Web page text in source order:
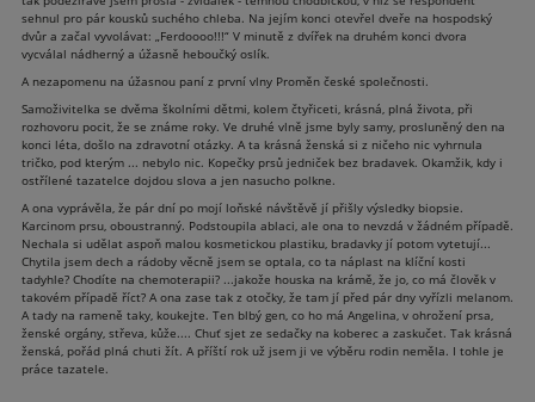
sehnul pro pár kousků suchého chleba. Na jejím konci otevřel dveře na hospodský
dvůr a začal vyvolávat: „Ferdoooo!!!“ V minutě z dvířek na druhém konci dvora
vycválal nádherný a úžasně heboučký oslík.
A nezapomenu na úžasnou paní z první vlny Proměn české společnosti.
Samoživitelka se dvěma školními dětmi, kolem čtyřiceti, krásná, plná života, při
rozhovoru pocit, že se známe roky. Ve druhé vlně jsme byly samy, prosluněný den na
konci léta, došlo na zdravotní otázky. A ta krásná ženská si z ničeho nic vyhrnula
tričko, pod kterým ... nebylo nic. Kopečky prsů jedniček bez bradavek. Okamžik, kdy i
ostřílené tazatelce dojdou slova a jen nasucho polkne.
A ona vyprávěla, že pár dní po mojí loňské návštěvě jí přišly výsledky biopsie.
Karcinom prsu, oboustranný. Podstoupila ablaci, ale ona to nevzdá v žádném případě.
Nechala si udělat aspoň malou kosmetickou plastiku, bradavky jí potom vytetují...
Chytila jsem dech a rádoby věcně jsem se optala, co ta náplast na klíční kosti
tadyhle? Chodíte na chemoterapii? ...jakože houska na krámě, že jo, co má člověk v
takovém případě říct? A ona zase tak z otočky, že tam jí před pár dny vyřízli melanom.
A tady na rameně taky, koukejte. Ten blbý gen, co ho má Angelina, v ohrožení prsa,
ženské orgány, střeva, kůže.... Chuť sjet ze sedačky na koberec a zaskučet. Tak krásná
ženská, pořád plná chuti žít. A příští rok už jsem ji ve výběru rodin neměla. I tohle je
práce tazatele.